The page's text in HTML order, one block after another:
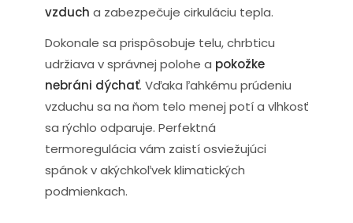
vzduch a zabezpečuje cirkuláciu tepla.
Dokonale sa prispôsobuje telu, chrbticu
udržiava v správnej polohe a pokožke
nebráni dýchať. Vďaka ľahkému prúdeniu
vzduchu sa na ňom telo menej potí a vlhkosť
sa rýchlo odparuje. Perfektná
termoregulácia vám zaistí osviežujúci
spánok v akýchkoľvek klimatických
podmienkach.